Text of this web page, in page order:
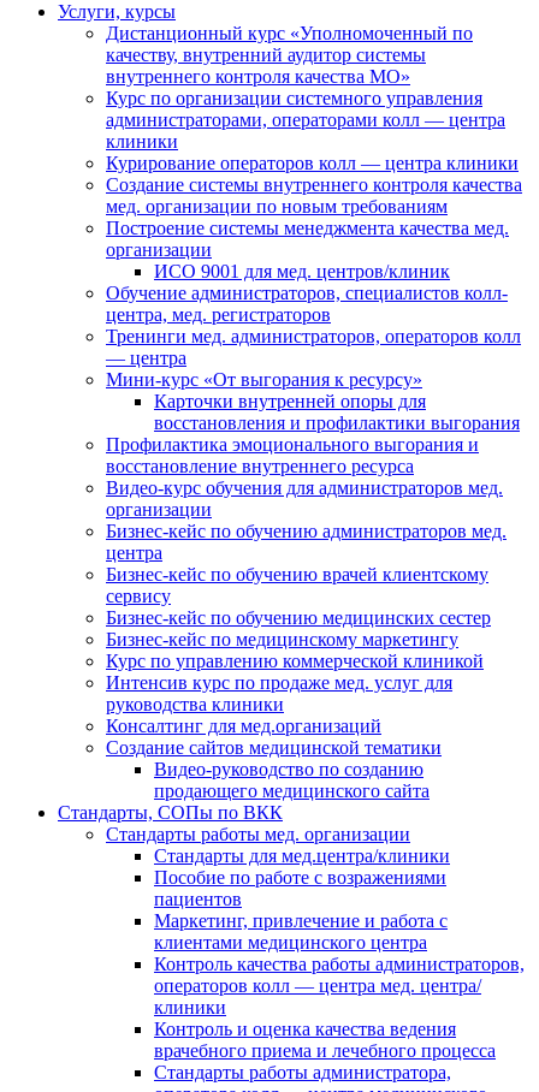
Услуги, курсы
Дистанционный курс «Уполномоченный по
качеству, внутренний аудитор системы
внутреннего контроля качества МО»
Курс по организации системного управления
администраторами, операторами колл — центра
клиники
Курирование операторов колл — центра клиники
Создание системы внутреннего контроля качества
мед. организации по новым требованиям
Построение системы менеджмента качества мед.
организации
ИСО 9001 для мед. центров/клиник
Обучение администраторов, специалистов колл-
центра, мед. регистраторов
Тренинги мед. администраторов, операторов колл
— центра
Мини-курс «От выгорания к ресурсу»
Карточки внутренней опоры для
восстановления и профилактики выгорания
Профилактика эмоционального выгорания и
восстановление внутреннего ресурса
Видео-курс обучения для администраторов мед.
организации
Бизнес-кейс по обучению администраторов мед.
центра
Бизнес-кейс по обучению врачей клиентскому
сервису
Бизнес-кейс по обучению медицинских сестер
Бизнес-кейс по медицинскому маркетингу
Курс по управлению коммерческой клиникой
Интенсив курс по продаже мед. услуг для
руководства клиники
Консалтинг для мед.организаций
Создание сайтов медицинской тематики
Видео-руководство по созданию
продающего медицинского сайта
Стандарты, СОПы по ВКК
Стандарты работы мед. организации
Стандарты для мед.центра/клиники
Пособие по работе с возражениями
пациентов
Маркетинг, привлечение и работа с
клиентами медицинского центра
Контроль качества работы администраторов,
операторов колл — центра мед. центра/
клиники
Контроль и оценка качества ведения
врачебного приема и лечебного процесса
Стандарты работы администратора,